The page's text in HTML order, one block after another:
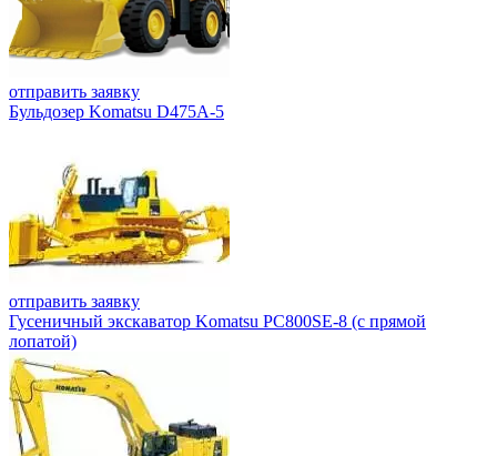
отправить заявку
Бульдозер Komatsu D475A-5
отправить заявку
Гусеничный экскаватор Komatsu PC800SE-8 (с прямой
лопатой)